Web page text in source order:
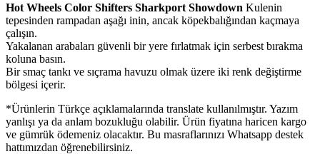
Hot Wheels Color Shifters Sharkport Showdown Kulenin
tepesinden rampadan aşağı inin, ancak köpekbalığından kaçmaya
çalışın.
Yakalanan arabaları güvenli bir yere fırlatmak için serbest bırakma
koluna basın.
Bir smaç tankı ve sıçrama havuzu olmak üzere iki renk değiştirme
bölgesi içerir.
*Ürünlerin Türkçe açıklamalarında translate kullanılmıştır. Yazım
yanlışı ya da anlam bozukluğu olabilir. Ürün fiyatına haricen kargo
ve gümrük ödemeniz olacaktır. Bu masraflarınızı Whatsapp destek
hattımızdan öğrenebilirsiniz.